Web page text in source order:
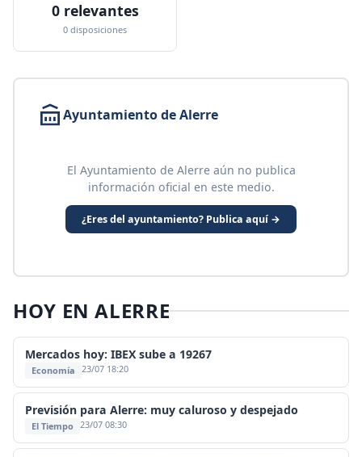
0 relevantes
0 disposiciones
Ayuntamiento de Alerre
El Ayuntamiento de Alerre aún no publica
información oficial en este medio.
¿Eres del ayuntamiento? Publica aquí →
HOY EN ALERRE
Mercados hoy: IBEX sube a 19267
Economía 23/07 18:20
Previsión para Alerre: muy caluroso y despejado
El Tiempo 23/07 08:30